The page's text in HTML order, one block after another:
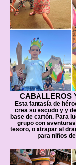
CABALLEROS
Esta fantasía de
crea su escudo y y
base de cartón. Para
grupo con
tesoro, o atrapar al
para niños